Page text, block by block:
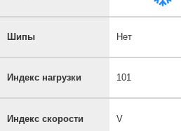
Шипы Нет
Индекс нагрузки 101
Индекс скорости V